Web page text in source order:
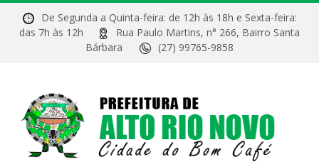
De Segunda a Quinta-feira: de 12h às 18h e Sexta-feira:
das 7h às 12h
Rua Paulo Martins, n° 266, Bairro Santa
Bárbara
(27) 99765-9858